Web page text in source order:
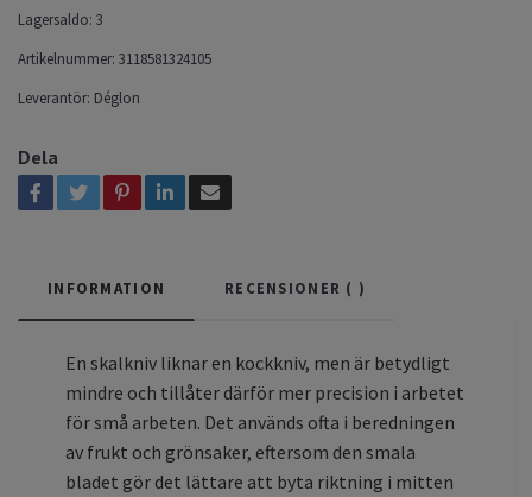
Lagersaldo: 3
Artikelnummer: 3118581324105
Leverantör: Déglon
Dela
INFORMATION RECENSIONER ( )
En skalkniv liknar en kockkniv, men är betydligt
mindre och tillåter därför mer precision i arbetet
för små arbeten. Det används ofta i beredningen
av frukt och grönsaker, eftersom den smala
bladet gör det lättare att byta riktning i mitten